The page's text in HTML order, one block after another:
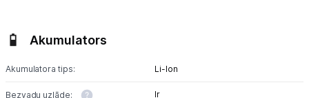
Akumulators
Akumulatora tips: Li-lon
Bezvadu uzlāde: Ir